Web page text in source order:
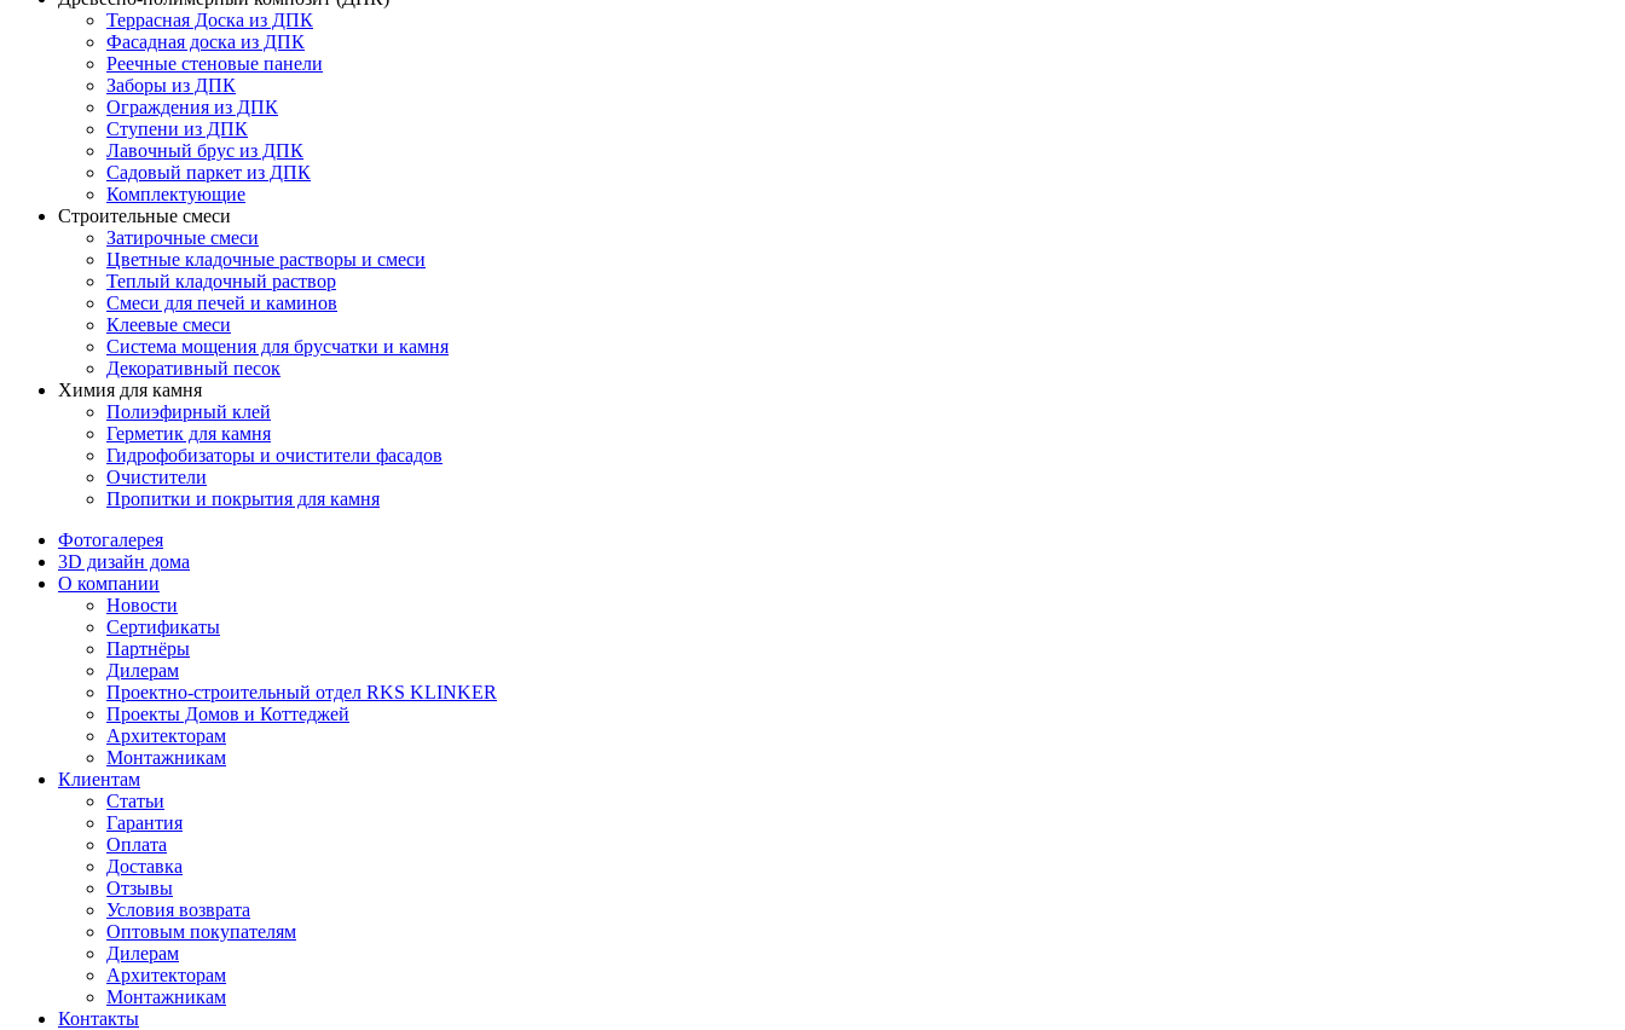
Террасная Доска из ДПК
Фасадная доска из ДПК
Реечные стеновые панели
Заборы из ДПК
Ограждения из ДПК
Ступени из ДПК
Лавочный брус из ДПК
Садовый паркет из ДПК
Комплектующие
Строительные смеси
Затирочные смеси
Цветные кладочные растворы и смеси
Теплый кладочный раствор
Смеси для печей и каминов
Клеевые смеси
Система мощения для брусчатки и камня
Декоративный песок
Химия для камня
Полиэфирный клей
Герметик для камня
Гидрофобизаторы и очистители фасадов
Очистители
Пропитки и покрытия для камня
Фотогалерея
3D дизайн дома
О компании
Новости
Сертификаты
Партнёры
Дилерам
Проектно-строительный отдел RKS KLINKER
Проекты Домов и Коттеджей
Архитекторам
Монтажникам
Клиентам
Статьи
Гарантия
Оплата
Доставка
Отзывы
Условия возврата
Оптовым покупателям
Дилерам
Архитекторам
Монтажникам
Контакты